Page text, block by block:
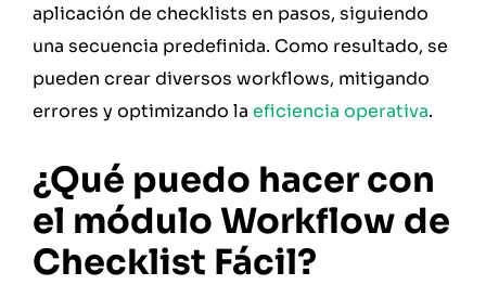
aplicación de checklists en pasos, siguiendo
una secuencia predefinida. Como resultado, se
pueden crear diversos workflows, mitigando
errores y optimizando la eficiencia operativa.
¿Qué puedo hacer con
el módulo Workflow de
Checklist Fácil?